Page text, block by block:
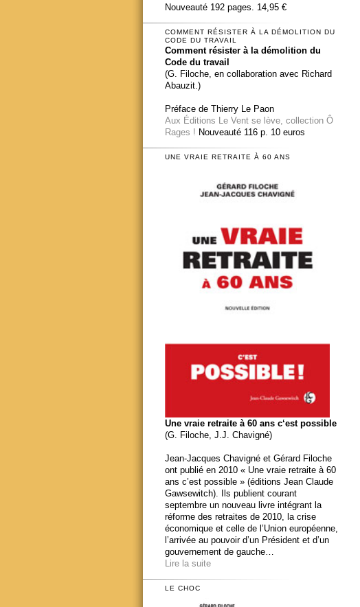
Nouveauté 192 pages. 14,95 €
COMMENT RÉSISTER À LA DÉMOLITION DU
CODE DU TRAVAIL
Comment résister à la démolition du
Code du travail
(G. Filoche, en collaboration avec Richard
Abauzit.)
Préface de Thierry Le Paon
Aux Éditions Le Vent se lève, collection Ô
Rages ! Nouveauté 116 p. 10 euros
UNE VRAIE RETRAITE À 60 ANS
Une vraie retraite à 60 ans c‘est possible
(G. Filoche, J.J. Chavigné)
Jean-Jacques Chavigné et Gérard Filoche
ont publié en 2010 « Une vraie retraite à 60
ans c’est possible » (éditions Jean Claude
Gawsewitch). Ils publient courant
septembre un nouveau livre intégrant la
réforme des retraites de 2010, la crise
économique et celle de l’Union européenne,
l’arrivée au pouvoir d’un Président et d’un
gouvernement de gauche…
Lire la suite
LE CHOC